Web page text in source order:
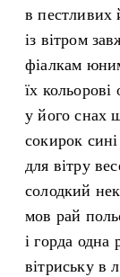
в пестливих
із вітром
фіалкам
їх кольорові
у його снах
сокирок
для вітру
солодкий
мов рай
і горда одна
вітриську в